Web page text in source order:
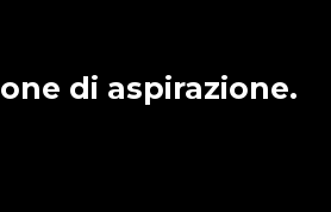
di aspirazione.